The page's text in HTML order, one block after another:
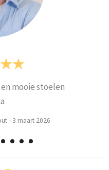
mooie stoelen
- 3 maart 2026